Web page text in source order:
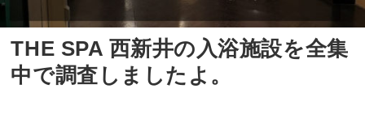
THE SPA 西新井の入浴施設を全集
中で調査しましたよ。